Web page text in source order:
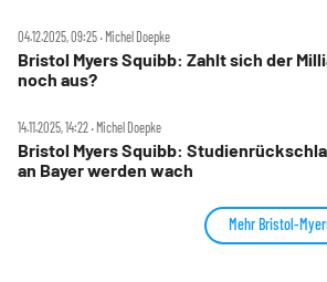
04.12.2025, 09:25 ‧ Michel Doepke
Bristol Myers Squibb: Zahlt sich der
noch aus?
14.11.2025, 14:22 ‧ Michel Doepke
Bristol Myers Squibb:
an Bayer werden wach
Mehr Bristol-